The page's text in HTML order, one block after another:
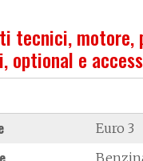
tecnici, motore,
optional e
Euro 3